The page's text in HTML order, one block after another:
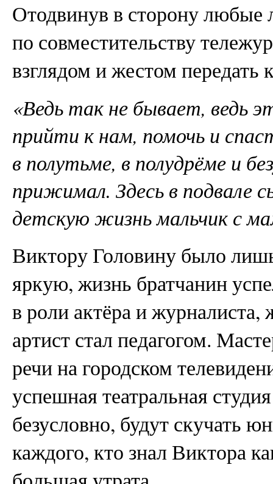
Отодвинув в сторону любые
по совместительству
взглядом и жестом
«Ведь так не бывает, ведь
прийти к нам, помочь и
в полутьме, в полудрёме и
прижимал. Здесь в подвале
детскую жизнь мальчик с
Виктору Головину было
яркую, жизнь братчанин
в роли актёра и журналиста,
артист стал педагогом.
речи на городском
успешная театральная
безусловно, будут скучать
каждого, кто знал Виктора